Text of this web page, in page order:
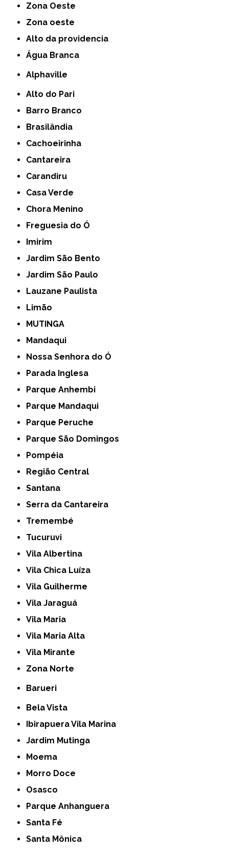
Zona Oeste
Zona oeste
alto da providencia
Água Branca
Alphaville
Alto do Pari
Barro Branco
Brasilândia
Cachoeirinha
Cantareira
Carandiru
Casa Verde
Chora Menino
Freguesia do Ó
Imirim
Jardim São Bento
Jardim São Paulo
Lauzane Paulista
Limão
MUTINGA
Mandaqui
Nossa Senhora do Ó
Parada Inglesa
Parque Anhembi
Parque Mandaqui
Parque Peruche
Parque São Domingos
Pompéia
Região Central
Santana
Serra da Cantareira
Tremembé
Tucuruvi
Vila Albertina
Vila Chica Luíza
Vila Guilherme
Vila Jaraguá
Vila Maria
Vila Maria Alta
Vila Mirante
Zona Norte
Barueri
Bela Vista
Ibirapuera Vila Marina
Jardim Mutinga
Moema
Morro Doce
Osasco
Parque Anhanguera
Santa Fé
Santa Mônica